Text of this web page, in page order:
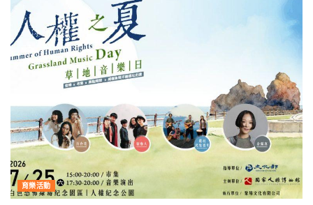
育樂活動